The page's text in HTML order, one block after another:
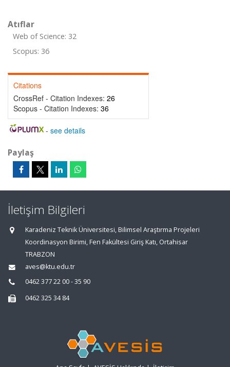
Atıflar
Web of Science: 32
Scopus: 36
Citations
CrossRef - Citation Indexes: 26
Scopus - Citation Indexes: 36
- see details
Paylaş
İletişim Bilgileri
Karadeniz Teknik Üniversitesi, Bilimsel Araştırma Projeleri
Koordinasyon Birimi, Fen Fakültesi Giriş Katı, Ortahisar
TRABZON
aves@ktu.edu.tr
0462 377 22 00 - 35 90
0462 325 34 84